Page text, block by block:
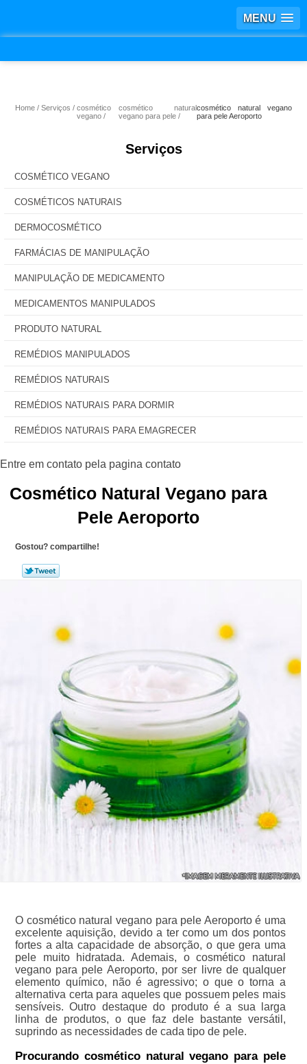
MENU
Home Serviços
cosmético
vegano
cosmético natural
vegano para pele
cosmético natural vegano
para pele Aeroporto
Serviços
COSMÉTICO VEGANO
COSMÉTICOS NATURAIS
DERMOCOSMÉTICO
FARMÁCIAS DE MANIPULAÇÃO
MANIPULAÇÃO DE MEDICAMENTO
MEDICAMENTOS MANIPULADOS
PRODUTO NATURAL
REMÉDIOS MANIPULADOS
REMÉDIOS NATURAIS
REMÉDIOS NATURAIS PARA DORMIR
REMÉDIOS NATURAIS PARA EMAGRECER
Cosmético Natural Vegano para
Pele Aeroporto
Gostou? compartilhe!
O cosmético natural vegano para pele Aeroporto é uma
excelente aquisição, devido a ter como um dos pontos
fortes a alta capacidade de absorção, o que gera uma
pele muito hidratada. Ademais, o cosmético natural
vegano para pele Aeroporto, por ser livre de qualquer
elemento químico, não é agressivo; o que o torna a
alternativa certa para aqueles que possuem peles mais
sensíveis. Outro destaque do produto é a sua larga
linha de produtos, o que faz dele bastante versátil,
suprindo as necessidades de cada tipo de pele.
Procurando cosmético natural vegano para pele